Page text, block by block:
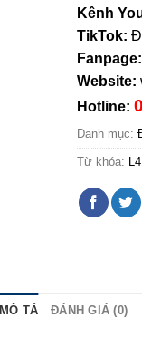
Kênh
TikTok:
Fanpage:
Website:
Hotline:
Danh mục:
Từ khóa:
MÔ TẢ ĐÁNH GIÁ (0)